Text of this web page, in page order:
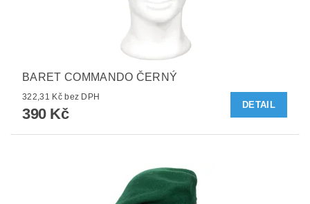
BARET COMMANDO ČERNÝ
322,31 Kč bez DPH
390 Kč
DETAIL